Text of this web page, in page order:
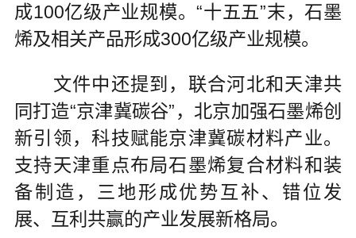
成100亿级产业规模。“十五五”末，石墨
烯及相关产品形成300亿级产业规模。
文件中还提到，联合河北和天津共
同打造“京津冀碳谷”，北京加强石墨烯创
新引领，科技赋能京津冀碳材料产业。
支持天津重点布局石墨烯复合材料和装
备制造，三地形成优势互补、错位发
展、互利共赢的产业发展新格局。